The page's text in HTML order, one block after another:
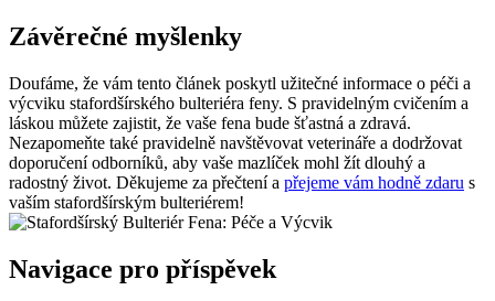
Závěrečné myšlenky
Doufáme, že vám tento článek poskytl užitečné informace o péči a
výcviku stafordšírského bulteriéra feny. S pravidelným cvičením a
láskou můžete zajistit, že vaše fena bude šťastná a zdravá.
Nezapomeňte také pravidelně navštěvovat veterináře a dodržovat
doporučení odborníků, aby vaše mazlíček mohl žít dlouhý a
radostný život. Děkujeme za přečtení a přejeme vám hodně zdaru s
vaším stafordšírským bulteriérem!
Navigace pro příspěvek